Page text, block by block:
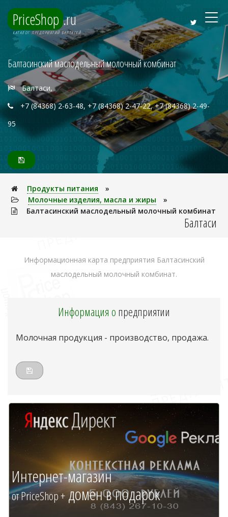
PriceShop .ru
КАТАЛОГ ПРЕДПРИЯТИЙ БАЛТАСЕЙ
Балтасинский маслодельный молочный комбинат
Балтаси,
+7 (84368) 2-63-48, +7 (84368) 2-47-22, +7 (84368) 2-49-
95
Продукты питания
»
Молочные изделия, масла и жиры
»
Балтасинский маслодельный молочный комбинат
Балтаси
Информационная карта предприятия Балтасинский
маслодельный молочный комбинат.
Информация опредприятии
Молочная продукция - производство, продажа.
Интернет-магазин
от PriceShop +домен в подарок